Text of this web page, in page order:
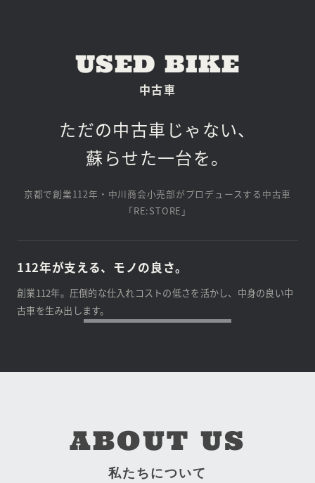
USED BIKE
中古車
ただの中古車じゃない、
蘇らせた一台を。
京都で創業112年・中川商会小売部がプロデュースする中古車
「RE:STORE」
112年が支える、モノの良さ。
創業112年。圧倒的な仕入れコストの低さを活かし、中身の良い中
古車を生み出します。
ABOUT US
私たちについて